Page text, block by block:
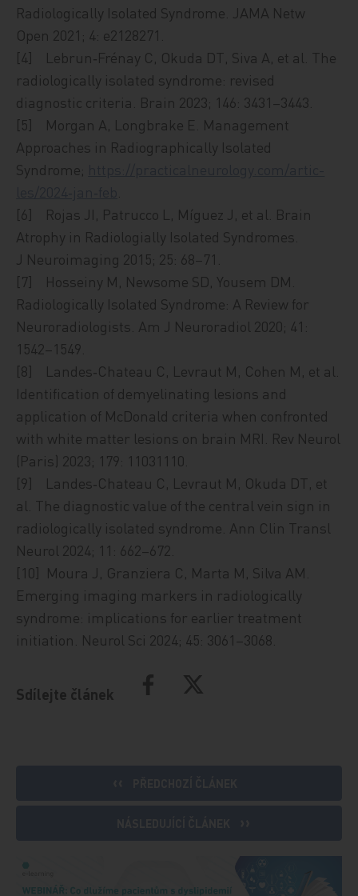
Radiologically Isolated Syndrome. JAMA Netw
Open 2021; 4: e2128271.
[4] Lebrun‑Frénay C, Okuda DT, Siva A, et al. The
radiologically isolated syndrome: revised
diagnostic criteria. Brain 2023; 146: 3431–3443.
[5] Morgan A, Longbrake E. Management
Approaches in Radiogra­phi­cal­ly Isolated
Syndrome;
[6] Rojas JI, Patrucco L, Míguez J, et al. Brain
Atrophy in Radiologially Isolated Syndromes.
J Neuroimaging 2015; 25: 68–71.
[7] Hosseiny M, Newsome SD, Yousem DM.
Radiologically Isolated Syndrome: A Review for
Neuroradiologists. Am J Neuroradiol 2020; 41:
1542–1549.
[8] Landes‑Chateau C, Levraut M, Cohen M, et al.
Identification of demyelinating lesions and
application of McDonald criteria when confronted
with white matter lesions on brain MRI. Rev Neurol
(Paris) 2023; 179: 11031110.
[9] Landes‑Chateau C, Levraut M, Okuda DT, et
al. The diagnostic value of the central vein sign in
radiologically isolated syndrome. Ann Clin Transl
Neurol 2024; 11: 662–672.
[10] Moura J, Granziera C, Marta M, Silva AM.
Emerging imaging markers in radiologically
syndrome: implications for earlier treatment
initiation. Neurol Sci 2024; 45: 3061–3068.
Sdílejte článek